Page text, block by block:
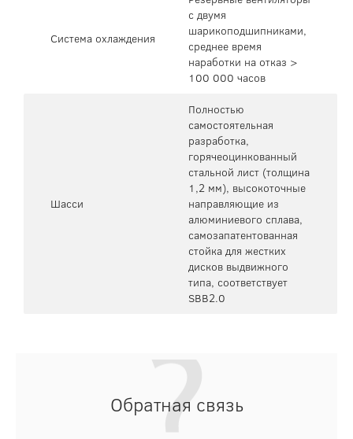
Система охлаждения
с двумя
шарикоподшипниками,
среднее время
наработки на отказ >
100 000 часов
Шасси
Полностью
самостоятельная
разработка,
горячеоцинкованный
стальной лист (толщина
1,2 мм), высокоточные
направляющие из
алюминиевого сплава,
самозапатентованная
стойка для жестких
дисков выдвижного
типа, соответствует
SBB2.0
Обратная связь